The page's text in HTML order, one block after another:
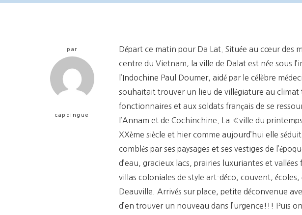
par
capdingue
Départ ce matin pour Da Lat. Située au cœur des
centre du Vietnam, la ville de Dalat est née sous
l’Indochine Paul Doumer, aidé par le célèbre
souhaitait trouver un lieu de villégiature au climat
fonctionnaires et aux soldats français de se
l’Annam et de Cochinchine. La «ville du
XXème siècle et hier comme aujourd’hui elle
comblés par ses paysages et ses vestiges de
d’eau, gracieux lacs, prairies luxuriantes et vallées
villas coloniales de style art-déco, couvent, écoles,
Deauville. Arrivés sur place, petite déconvenue
d’en trouver un nouveau dans l’urgence!!! Puis